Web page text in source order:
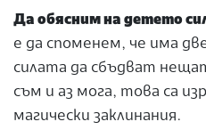
Да обясним на детето
е да споменем, че има
силата да сбъдват
съм и аз мога, това са
магически заклинания.